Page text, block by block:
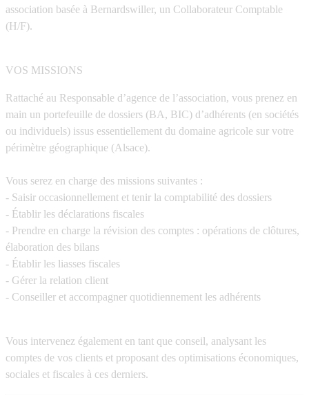
association basée à Bernardswiller, un Collaborateur Comptable
(H/F).
VOS MISSIONS
Rattaché au Responsable d’agence de l’association, vous prenez en
main un portefeuille de dossiers (BA, BIC) d’adhérents (en sociétés
ou individuels) issus essentiellement du domaine agricole sur votre
périmètre géographique (Alsace).
Vous serez en charge des missions suivantes :
- Saisir occasionnellement et tenir la comptabilité des dossiers
- Établir les déclarations fiscales
- Prendre en charge la révision des comptes : opérations de clôtures,
élaboration des bilans
- Établir les liasses fiscales
- Gérer la relation client
- Conseiller et accompagner quotidiennement les adhérents
Vous intervenez également en tant que conseil, analysant les
comptes de vos clients et proposant des optimisations économiques,
sociales et fiscales à ces derniers.